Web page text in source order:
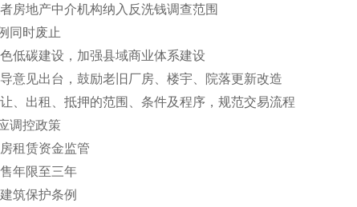
房地产中介机构纳入反洗钱调查范围
同时废止
低碳建设，加强县域商业体系建设
意见出台，鼓励老旧厂房、楼宇、院落更新改造
、出租、抵押的范围、条件及程序，规范交易流程
调控政策
租赁资金监管
年限至三年
筑保护条例